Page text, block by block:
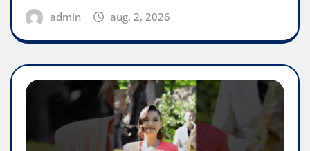
admin aug. 2, 2026